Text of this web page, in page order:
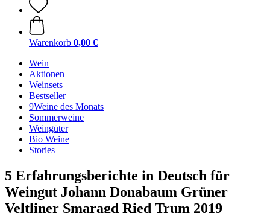
Warenkorb 0,00 €
Wein
Aktionen
Weinsets
Bestseller
9Weine des Monats
Sommerweine
Weingüter
Bio Weine
Stories
5 Erfahrungsberichte in Deutsch für
Weingut Johann Donabaum Grüner
Veltliner Smaragd Ried Trum 2019